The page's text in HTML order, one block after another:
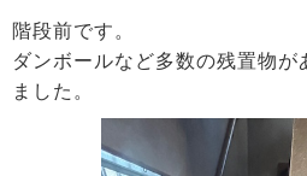
階段前です。
ダンボールなど多数の残置物が
ました。